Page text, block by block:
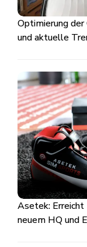
Optimierung
und aktuelle
Asetek:
neuem HQ und